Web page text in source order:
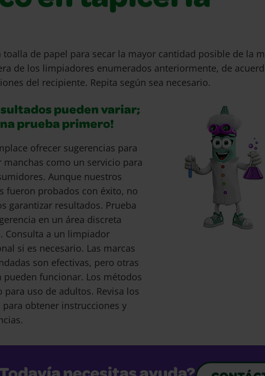
toalla de papel para secar la mayor cantidad posible de la
de los limpiadores enumerados anteriormente, de
del recipiente. Repita según sea necesario.
pueden variar;
prueba primero!
ofrecer sugerencias para
manchas como un servicio para
Aunque nuestros
fueron probados con éxito, no
garantizar resultados. Prueba
en un área discreta
Consulta a un limpiador
si es necesario. Las marcas
son efectivas, pero otras
pueden funcionar. Los métodos
para uso de adultos. Revisa los
para obtener instrucciones y